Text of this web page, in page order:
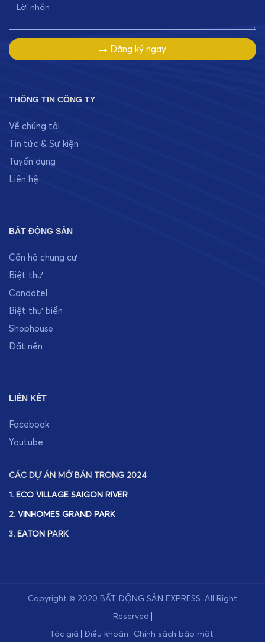
Đăng ký ngay
THÔNG TIN CÔNG TY
Về chúng tôi
Tin tức & Sự kiện
Tuyển dụng
Liên hệ
BẤT ĐỘNG SẢN
Căn hộ chung cư
Biệt thự
Condotel
Biệt thự biển
Shophouse
Đất nền
LIÊN KẾT
Facebook
Youtube
CÁC DỰ ÁN MỞ BÁN TRONG 2024
1. ECO VILLAGE SAIGON RIVER
2. VINHOMES GRAND PARK
3. EATON PARK
Copyright © 2020 BẤT ĐỘNG SẢN EXPRESS. All Right
Reserved
Tác giả Điều khoản Chính sách bảo mật